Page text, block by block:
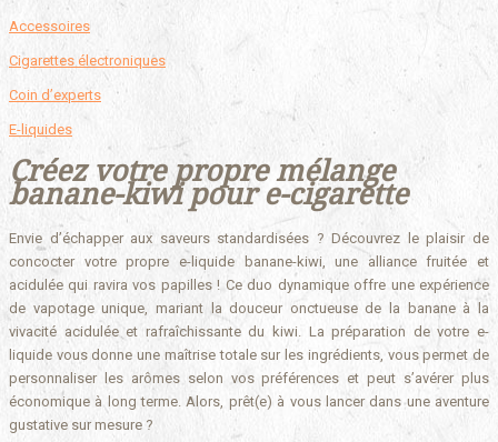
Accessoires
Cigarettes électroniques
Coin d’experts
E-liquides
Créez votre propre mélange
banane-kiwi pour e-cigarette
Envie d’échapper aux saveurs standardisées ? Découvrez le plaisir de
concocter votre propre e-liquide banane-kiwi, une alliance fruitée et
acidulée qui ravira vos papilles ! Ce duo dynamique offre une expérience
de vapotage unique, mariant la douceur onctueuse de la banane à la
vivacité acidulée et rafraîchissante du kiwi. La préparation de votre e-
liquide vous donne une maîtrise totale sur les ingrédients, vous permet de
personnaliser les arômes selon vos préférences et peut s’avérer plus
économique à long terme. Alors, prêt(e) à vous lancer dans une aventure
gustative sur mesure ?